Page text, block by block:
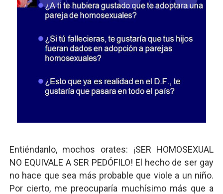
Entiéndanlo, mochos orates: ¡SER HOMOSEXUAL
NO EQUIVALE A SER PEDÓFILO! El hecho de ser gay
no hace que sea más probable que viole a un niño.
Por cierto, me preocuparía muchísimo más que a